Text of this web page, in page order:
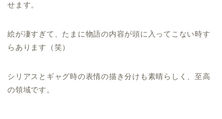
せます。
絵が凄すぎて、たまに物語の内容が頭に入ってこない時す
らあります（笑）
シリアスとギャグ時の表情の描き分けも素晴らしく、至高
の領域です。